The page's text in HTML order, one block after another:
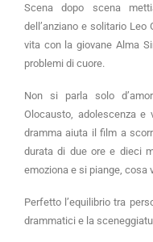
Scena dopo scena
dell’anziano e solitario
vita con la giovane Alma
problemi di cuore.
Non si parla solo
Olocausto, adolescenza e
dramma aiuta il film a
durata di due ore e dieci
emoziona e si piange, cosa
Perfetto l’equilibrio tra
drammatici e la